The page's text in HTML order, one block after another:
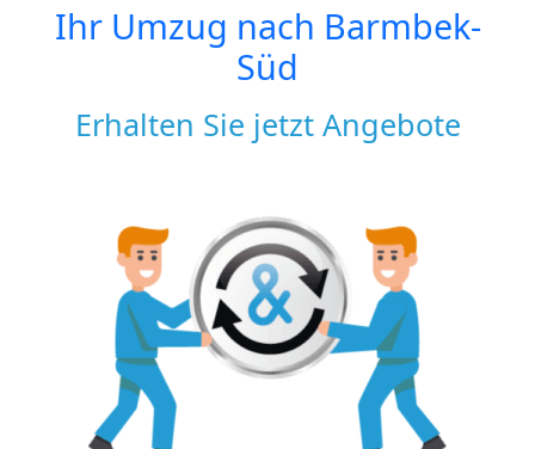
Ihr Umzug nach Barmbek-
Süd
Erhalten Sie jetzt Angebote